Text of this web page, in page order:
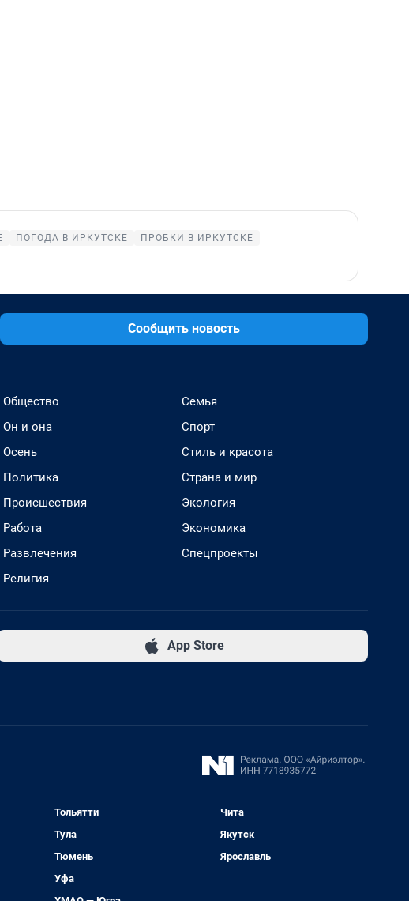
ПОГОДА В ИРКУТСКЕ
ПРОБКИ В ИРКУТСКЕ
Сообщить новость
Общество
Он и она
Осень
Политика
Происшествия
Работа
Развлечения
Религия
Семья
Спорт
Стиль и красота
Страна и мир
Экология
Экономика
Спецпроекты
App Store
Тольятти
Тула
Тюмень
Уфа
Чита
Якутск
Ярославль